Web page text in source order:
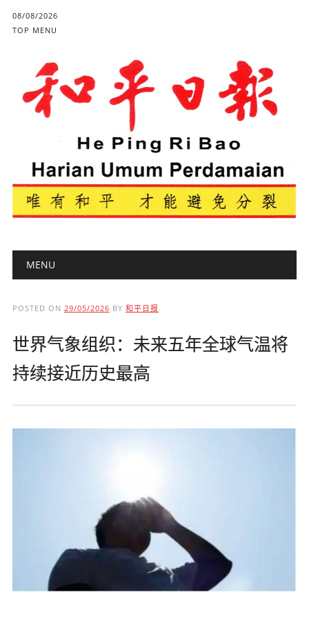
08/08/2026
TOP MENU
Main menu
MENU
POSTED ON 29/05/2026 BY 和平日报
世界气象组织：未来五年全球气温将
持续接近历史最高